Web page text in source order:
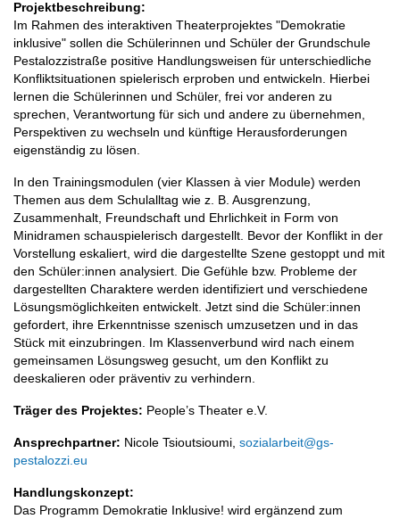
Projektbeschreibung:
Im Rahmen des interaktiven Theaterprojektes "Demokratie
inklusive" sollen die Schülerinnen und Schüler der Grundschule
Pestalozzistraße positive Handlungsweisen für unterschiedliche
Konfliktsituationen spielerisch erproben und entwickeln. Hierbei
lernen die Schülerinnen und Schüler, frei vor anderen zu
sprechen, Verantwortung für sich und andere zu übernehmen,
Perspektiven zu wechseln und künftige Herausforderungen
eigenständig zu lösen.
In den Trainingsmodulen (vier Klassen à vier Module) werden
Themen aus dem Schulalltag wie z. B. Ausgrenzung,
Zusammenhalt, Freundschaft und Ehrlichkeit in Form von
Minidramen schauspielerisch dargestellt. Bevor der Konflikt in der
Vorstellung eskaliert, wird die dargestellte Szene gestoppt und mit
den Schüler:innen analysiert. Die Gefühle bzw. Probleme der
dargestellten Charaktere werden identifiziert und verschiedene
Lösungsmöglichkeiten entwickelt. Jetzt sind die Schüler:innen
gefordert, ihre Erkenntnisse szenisch umzusetzen und in das
Stück mit einzubringen. Im Klassenverbund wird nach einem
gemeinsamen Lösungsweg gesucht, um den Konflikt zu
deeskalieren oder präventiv zu verhindern.
Träger des Projektes: People’s Theater e.V.
Ansprechpartner: Nicole Tsioutsioumi, sozialarbeit@gs-
pestalozzi.eu
Handlungskonzept:
Das Programm Demokratie Inklusive! wird ergänzend zum